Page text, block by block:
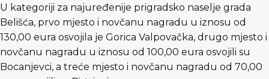
U kategoriji za najuređenije prigradsko naselje grada
Belišća, prvo mjesto i novčanu nagradu u iznosu od
130,00 eura osvojila je Gorica Valpovačka, drugo mjesto i
novčanu nagradu u iznosu od 100,00 eura osvojili su
Bocanjevci, a treće mjesto i novčanu nagradu od 70,00